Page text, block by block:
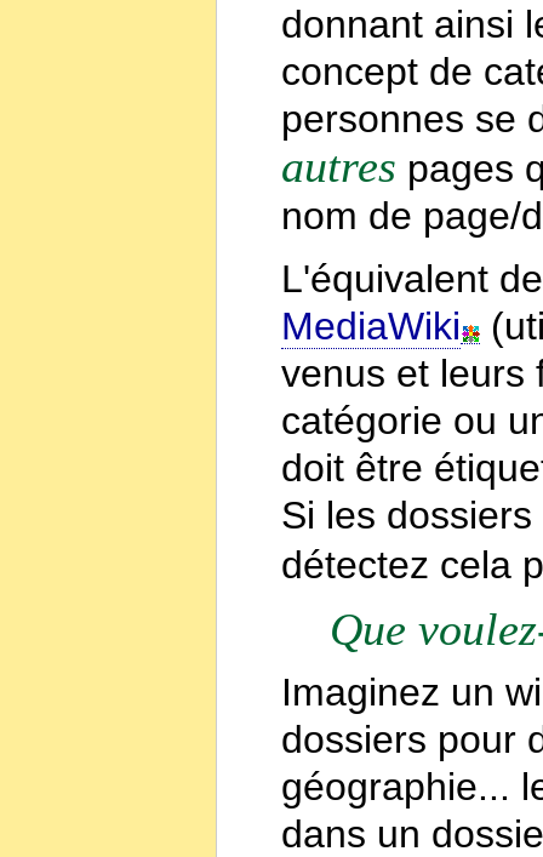
donnant ainsi
concept de
personnes se
autres pages
nom de page/
L'équivalent
MediaWiki
venus et leurs
catégorie ou
doit être
Si les
détectez cela
Que
Imaginez un
dossiers pour
géographie...
dans un